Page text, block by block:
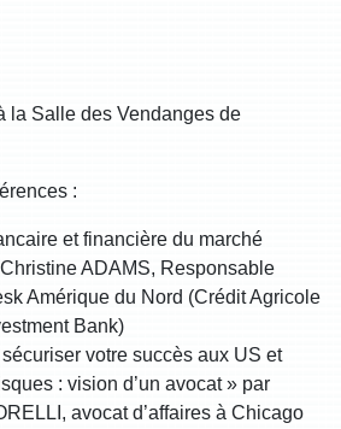
la Salle des Vendanges de
:
et financière du marché
ADAMS, Responsable
Amérique du Nord (Crédit Agricole
Bank)
votre succès aux US et
: vision d’un avocat » par
avocat d’affaires à Chicago